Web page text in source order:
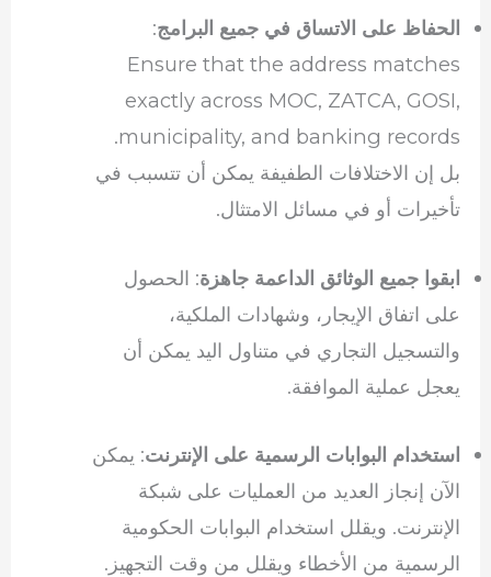
الحفاظ على الاتساق في جميع البرامج:
Ensure that the address matches
exactly across MOC, ZATCA, GOSI,
municipality, and banking records.
بل إن الاختلافات الطفيفة يمكن أن تتسبب في
تأخيرات أو في مسائل الامتثال.
ابقوا جميع الوثائق الداعمة جاهزة: الحصول
على اتفاق الإيجار، وشهادات الملكية،
والتسجيل التجاري في متناول اليد يمكن أن
يعجل عملية الموافقة.
استخدام البوابات الرسمية على الإنترنت: يمكن
الآن إنجاز العديد من العمليات على شبكة
الإنترنت. ويقلل استخدام البوابات الحكومية
الرسمية من الأخطاء ويقلل من وقت التجهيز.